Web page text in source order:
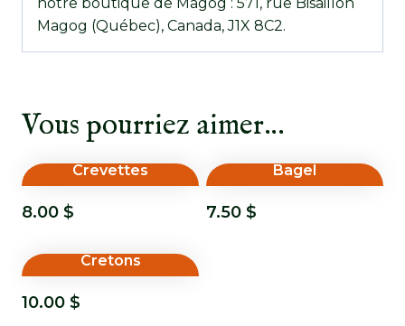
Magog (Québec), Canada, J1X 8C2.
Vous pourriez aimer…
Crevettes
8.00 $
Bagel
7.50 $
Cretons
10.00 $